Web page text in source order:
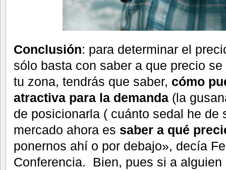
Conclusión: para determinar el
sólo basta con saber a que precio
tu zona, tendrás que saber, cómo
atractiva para la demanda (la
de posicionarla ( cuánto sedal he de
mercado ahora es saber a qué
ponernos ahí o por debajo», decía
Conferencia. Bien, pues si a